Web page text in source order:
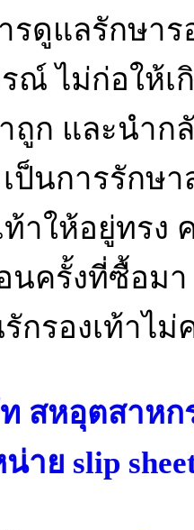
รดูแลรักษาร
ณ์ ไม่ก่อให้เ
ถูก และนำก
เป็นการรักษ
ท้าให้อยู่ทรง
นครั้งที่ซื้อม
กรองเท้าไม่
สหอุตสาห
าย slip